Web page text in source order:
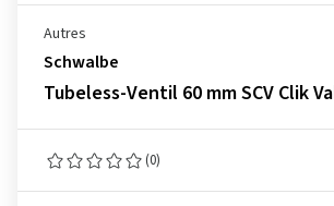
Autres
Schwalbe
Tubeless-Ventil 60 mm SCV Clik
(0)